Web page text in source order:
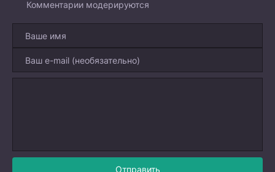
Комментарии модерируются
Отправить